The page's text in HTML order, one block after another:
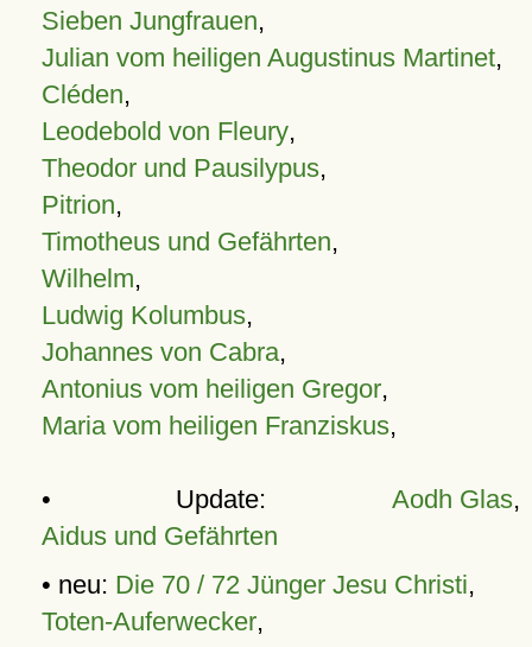
Sieben Jungfrauen,
Julian vom heiligen Augustinus Martinet,
Cléden,
Leodebold von Fleury,
Theodor und Pausilypus,
Pitrion,
Timotheus und Gefährten,
Wilhelm,
Ludwig Kolumbus,
Johannes von Cabra,
Antonius vom heiligen Gregor,
Maria vom heiligen Franziskus,
• Update: Aodh Glas,
Aidus und Gefährten
• neu: Die 70 / 72 Jünger Jesu Christi,
Toten-Auferwecker,